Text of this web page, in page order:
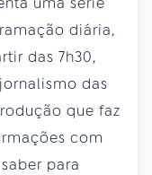
diária,
das 7h30,
das
que faz
com
para